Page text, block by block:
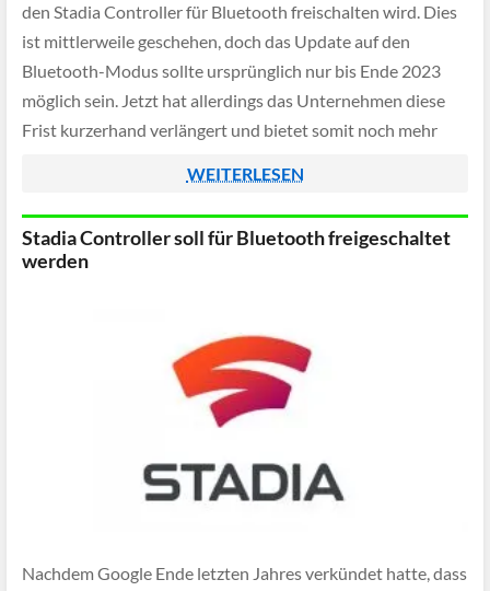
den Stadia Controller für Bluetooth freischalten wird. Dies
ist mittlerweile geschehen, doch das Update auf den
Bluetooth-Modus sollte ursprünglich nur bis Ende 2023
möglich sein. Jetzt hat allerdings das Unternehmen diese
Frist kurzerhand verlängert und bietet somit noch mehr
WEITERLESEN
Stadia Controller soll für Bluetooth freigeschaltet
werden
Nachdem Google Ende letzten Jahres verkündet hatte, dass